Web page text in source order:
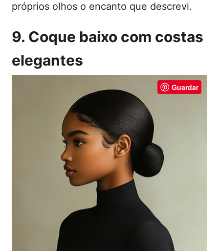
próprios olhos o encanto que descrevi.
9. Coque baixo com costas
elegantes
Guardar